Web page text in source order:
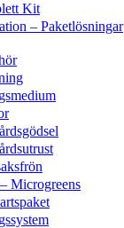
Kit
– Paketlösningar
Microgreens